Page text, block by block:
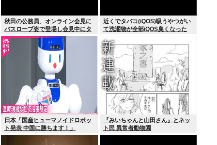
秋田の公務員、オンライン会見に
バスローブ姿で登場し会見中にタ
バコを吸う←あのさあ！
近くでタバコ(iQOS)吸うやつがい
て洗濯物が全部iQOS臭くなった
日本「国産ヒューマノイドロボッ
ト発表 中国に勝ちます！」
youtubeで1万いいね
『みいちゃんと山田さん』とネッ
ト民 異常者動物園